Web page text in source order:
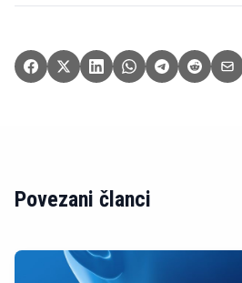
Povezani članci